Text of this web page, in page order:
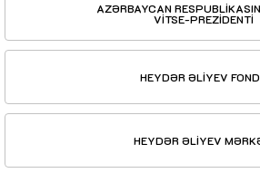
AZƏRBAYCAN
VİTSE-PREZİDENTİ
HEYDƏR ƏLİYEV
HEYDƏR ƏLİYEV